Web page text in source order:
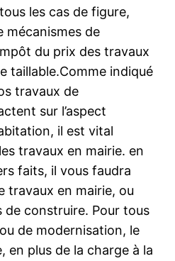
les cas de figure,
mécanismes de
du prix des travaux
taillable.Comme indiqué
travaux de
sur l’aspect
il est vital
travaux en mairie. en
faits, il vous faudra
travaux en mairie, ou
de construire. Pour tous
de modernisation, le
en plus de la charge à la